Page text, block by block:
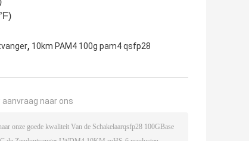
, 10km PAM4 100g pam4 qsfp28
naar ons